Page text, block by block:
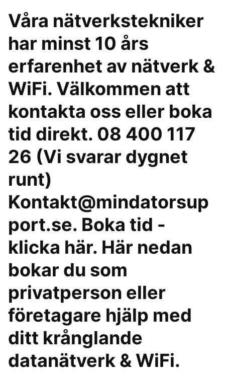
Våra nätverkstekniker
har minst 10 års
erfarenhet av nätverk &
WiFi. Välkommen att
kontakta oss eller boka
tid direkt. 08 400 117
26 (Vi svarar dygnet
runt)
Kontakt@mindatorsup
port.se. Boka tid -
klicka här. Här nedan
bokar du som
privatperson eller
företagare hjälp med
ditt krånglande
datanätverk & WiFi.